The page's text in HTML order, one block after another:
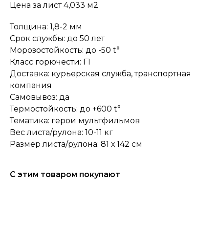
Цена за лист 4,033 м2
Толщина: 1,8-2 мм
Срок службы: до 50 лет
Морозостойкость: до -50 t°
Класс горючести: Г1
Доставка: курьерская служба, транспортная
компания
Самовывоз: да
Термостойкость: до +600 t°
Тематика: герои мультфильмов
Вес листа/рулона: 10-11 кг
Размер листа/рулона: 81 х 142 см
С этим товаром покупают